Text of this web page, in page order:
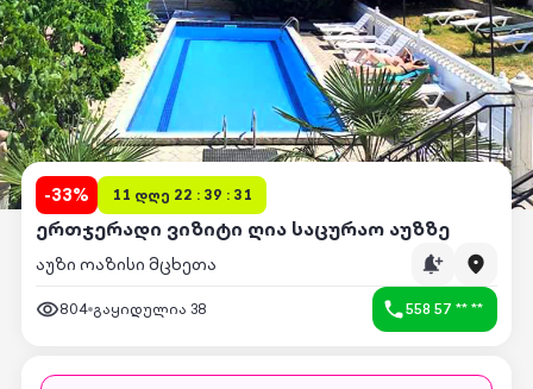
-33% 11 დღე 22 : 39 : 31
ერთჯერადი ვიზიტი ღია საცურაო აუზზე
აუზი ოაზისი მცხეთა
804 გაყიდულია 38 558 57 ** **